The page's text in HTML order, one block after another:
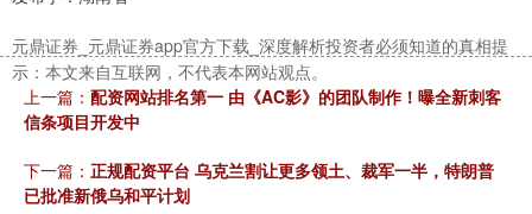
元鼎证券_元鼎证券app官方下载_深度解析投资者必须知道的真相提
示：本文来自互联网，不代表本网站观点。
上一篇： 配资网站排名第一 由《AC影》的团队制作！曝全新刺客
信条项目开发中
下一篇： 正规配资平台 乌克兰割让更多领土、裁军一半，特朗普
已批准新俄乌和平计划